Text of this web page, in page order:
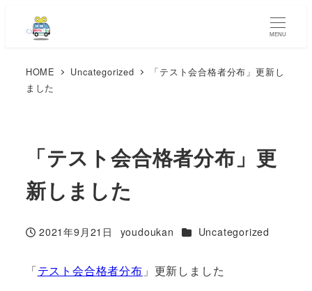
MENU
HOME Uncategorized
「テスト会合格者分布」更新し
ました
「テスト会合格者分布」更
新しました
投稿日
2021年9月21日
著
youdoukan カテゴリー
Uncategorized
「テスト会合格者分布 」更新しました